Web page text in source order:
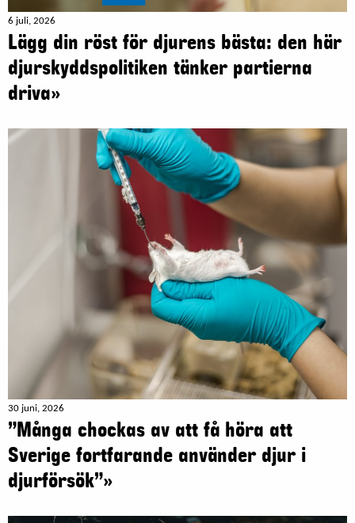
6 juli, 2026
Lägg din röst för djurens bästa: den här
djurskyddspolitiken tänker partierna
driva»
30 juni, 2026
”Många chockas av att få höra att
Sverige fortfarande använder djur i
djurförsök”»